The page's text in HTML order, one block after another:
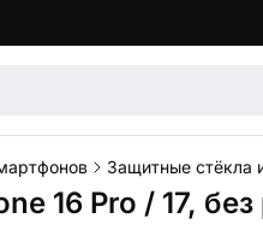
Защитные стёкла
16 Pro / 17,